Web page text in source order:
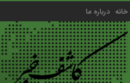
خانه درباره ما